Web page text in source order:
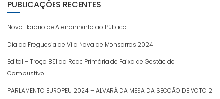
PUBLICAÇÕES RECENTES
Novo Horário de Atendimento ao Público
Dia da Freguesia de Vila Nova de Monsarros 2024
Edital – Troço 851 da Rede Primária de Faixa de Gestão de
Combustível
PARLAMENTO EUROPEU 2024 – ALVARÁ DA MESA DA SECÇÃO DE VOTO 2